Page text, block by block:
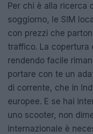
Per chi è alla ricerca
soggiorno, le SIM
con prezzi che
traffico. La copertura
rendendo facile
portare con te un
di corrente, che in
europee. E se hai
uno scooter, non
internazionale è